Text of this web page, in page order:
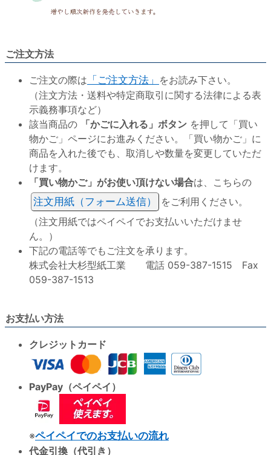
ご注文方法
ご注文の際は 「ご注文方法」 をお読み下さい。
（注文方法・送料や特定商取引に関する法律による表
示義務事項など）
該当商品の
「かごに入れる」ボタン を押して「買い
物かご」ページにお進みください。「買い物かご」に
商品を入れた後でも、取消しや数量を変更していただ
けます。
「買い物かご」がお使い頂けない場合は、こちらの
注文用紙（フォーム送信）
をご利用ください。
（注文用紙ではペイペイでお支払いいただけませ
ん。）
下記の電話等でもご注文を承ります。
株式会社大杉型紙工業 電話 059-387-1515 Fax
059-387-1513
お支払い方法
クレジットカード
PayPay（ペイペイ）
※ペイペイでのお支払いの流れ
代金引換（代引き）